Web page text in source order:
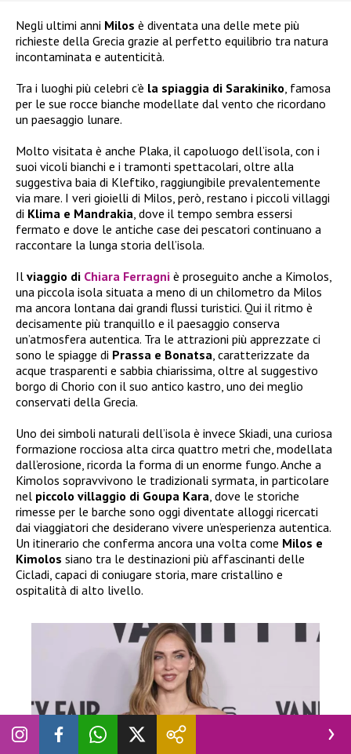
Negli ultimi anni Milos è diventata una delle mete più
richieste della Grecia grazie al perfetto equilibrio tra natura
incontaminata e autenticità.
Tra i luoghi più celebri c’è la spiaggia di Sarakiniko, famosa
per le sue rocce bianche modellate dal vento che ricordano
un paesaggio lunare.
Molto visitata è anche Plaka, il capoluogo dell’isola, con i
suoi vicoli bianchi e i tramonti spettacolari, oltre alla
suggestiva baia di Kleftiko, raggiungibile prevalentemente
via mare. I veri gioielli di Milos, però, restano i piccoli villaggi
di Klima e Mandrakia, dove il tempo sembra essersi
fermato e dove le antiche case dei pescatori continuano a
raccontare la lunga storia dell’isola.
Il viaggio di Chiara Ferragni è proseguito anche a Kimolos,
una piccola isola situata a meno di un chilometro da Milos
ma ancora lontana dai grandi flussi turistici. Qui il ritmo è
decisamente più tranquillo e il paesaggio conserva
un’atmosfera autentica. Tra le attrazioni più apprezzate ci
sono le spiagge di Prassa e Bonatsa, caratterizzate da
acque trasparenti e sabbia chiarissima, oltre al suggestivo
borgo di Chorio con il suo antico kastro, uno dei meglio
conservati della Grecia.
Uno dei simboli naturali dell’isola è invece Skiadi, una curiosa
formazione rocciosa alta circa quattro metri che, modellata
dall’erosione, ricorda la forma di un enorme fungo. Anche a
Kimolos sopravvivono le tradizionali syrmata, in particolare
nel piccolo villaggio di Goupa Kara, dove le storiche
rimesse per le barche sono oggi diventate alloggi ricercati
dai viaggiatori che desiderano vivere un’esperienza autentica.
Un itinerario che conferma ancora una volta come Milos e
Kimolos siano tra le destinazioni più affascinanti delle
Cicladi, capaci di coniugare storia, mare cristallino e
ospitalità di alto livello.